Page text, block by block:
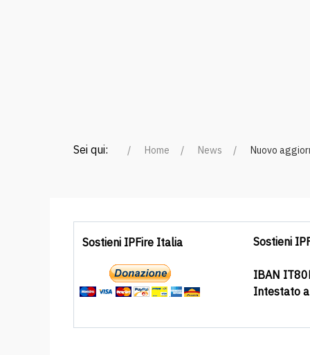
Sei qui: Home News Nuovo
Sostieni IPFire Italia Sostieni
IBAN
Intestato